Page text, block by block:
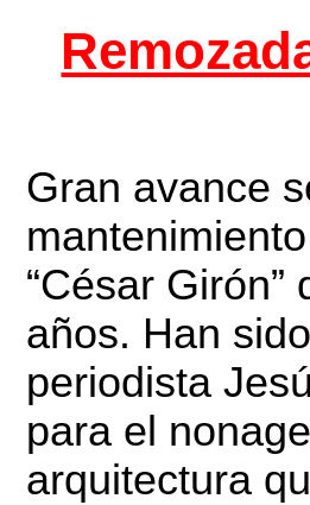
Gran avance
“César
años. Han
periodista
para el
arquitectura